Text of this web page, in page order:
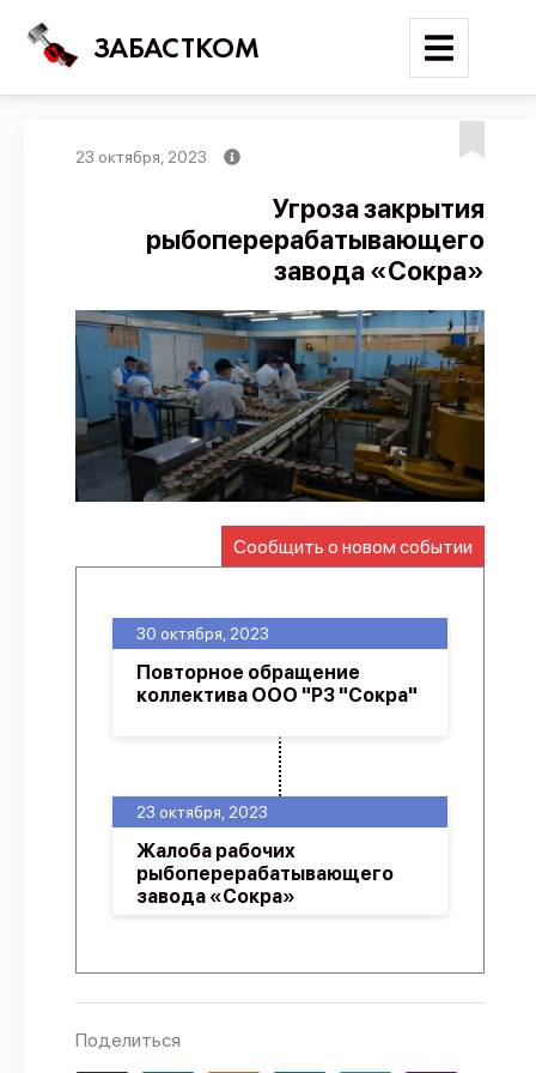
ЗАБАСТКОМ
Поиск
Новости
Карта событий
Трудовые конфликты
Отчеты
Предложить публикацию
Справочник
API
О проекте
23 октября, 2023
Угроза закрытия
рыбоперерабатывающего
завода «Сокра»
Сообщить о новом событии
23 октября, 2023
Жалоба рабочих
рыбоперерабатывающего
завода «Сокра»
30 октября, 2023
Повторное обращение
коллектива ООО "РЗ "Сокра"
Поделиться